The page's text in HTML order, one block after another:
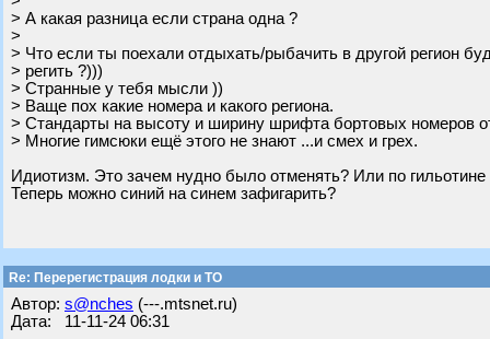
> А какая разница если страна одна ?
>
> Что если ты поехали отдыхать/рыбачить в другой регион
> регить ?)))
> Странные у тебя мысли ))
> Ваще пох какие номера и какого региона.
> Стандарты на высоту и ширину шрифта бортовых номеров
> Многие гимсюки ещё этого не знают ...и смех и грех.
Идиотизм. Это зачем нудно было отменять? Или по
Теперь можно синий на синем зафигарить?
Re: Перерегистрация лодки и ТО
Автор: s@nches (---.mtsnet.ru)
Дата: 11-11-24 06:31